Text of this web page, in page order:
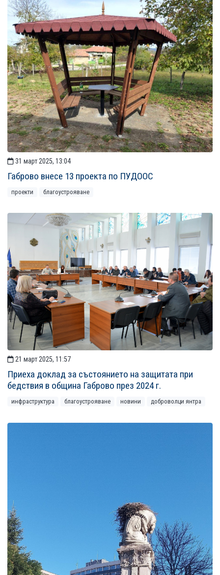
31 март 2025, 13:04
Габрово внесе 13 проекта по ПУДООС
проекти благоустрояване
21 март 2025, 11:57
Приеха доклад за състоянието на защитата при
бедствия в община Габрово през 2024 г.
инфраструктура благоустрояване новини доброволци янтра